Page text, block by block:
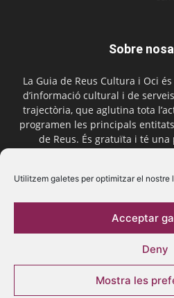
Utilitzem galetes per optimitzar el nostre
Acceptar
Deny
Mostra les
Sobre
La Guia de Reus Cultura i Oci
d’informació cultural i de
trajectòria, que aglutina tota
programen les principals
de Reus. És gratuïta i té
Segueix-